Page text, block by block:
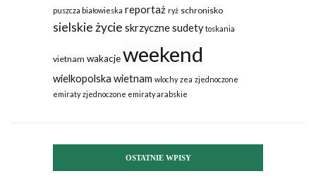
puszcza białowieska reportaż ryż schronisko
sielskie życie skrzycznesudety toskania
vietnam wakacjeweekend
wielkopolska wietnam wlochy zea zjednoczone
emiraty zjednoczone emiraty arabskie
OSTATNIE WPISY